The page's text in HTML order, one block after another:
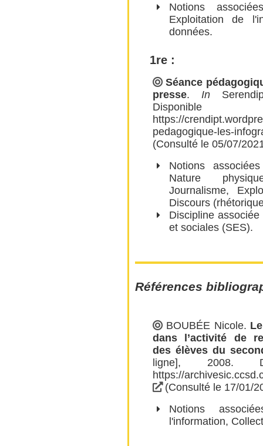
Notions
Exploitation de
données.
1re :
Séance
presse. In
https://
pedagogique-les-
(Consulté le 05/07/
Notions
Nature
Journalisme,
Discours
Discipline
et sociales (SES).
Références
BOUBÉE Nicole.
dans l’activité de
des élèves du
ligne], 2008.
https://
(Consulté le 17/01/
Notions
l'information,